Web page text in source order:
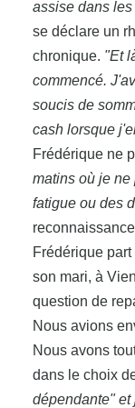
assise dans
se déclare un
chronique. "Et
commencé.
soucis de
cash lorsque
Frédérique ne
matins où je ne
fatigue ou des
Frédérique
son mari, à
question de
Nous avions
Nous avons
dans le choix
dépendante"